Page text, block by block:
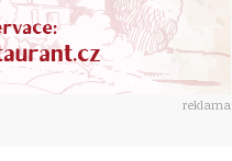
reklama